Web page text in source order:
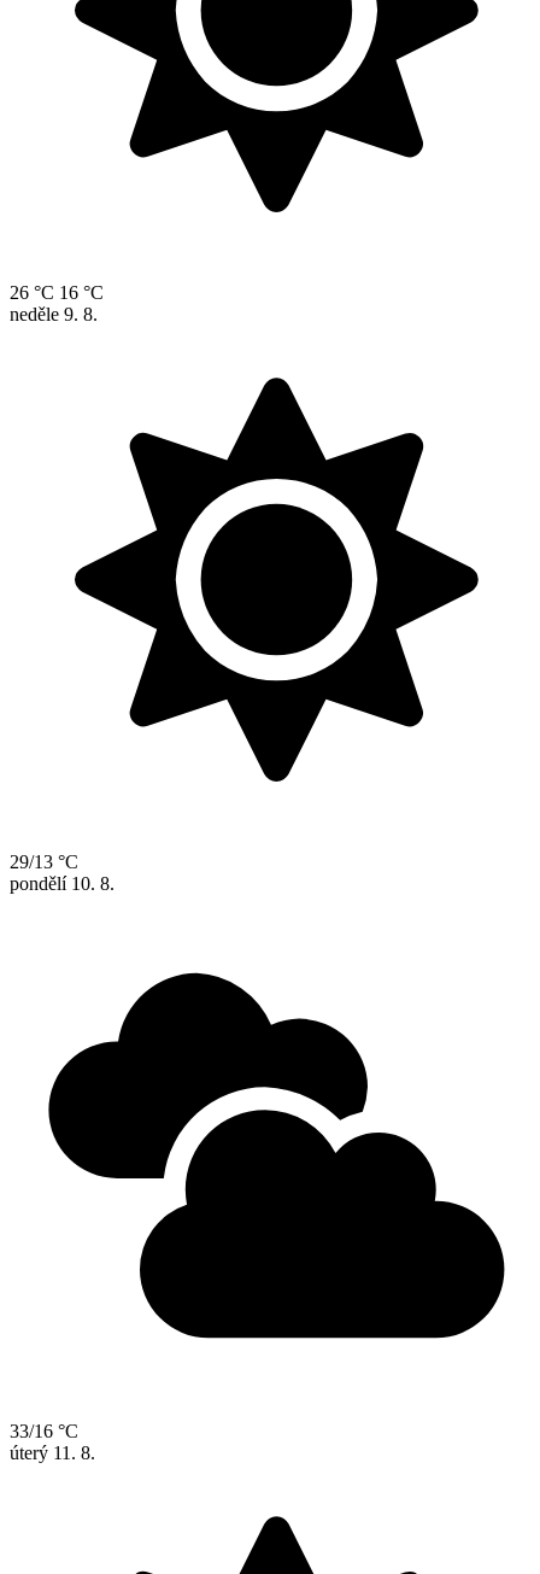
26 °C 16 °C
neděle 9. 8.
29/13 °C
pondělí 10. 8.
33/16 °C
úterý 11. 8.